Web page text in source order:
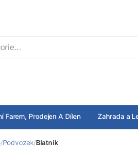
Farem, Prodejen A Dílen Zahrada a
/Podvozek/Blatník